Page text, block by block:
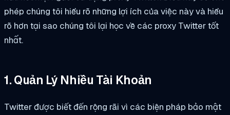
phép chúng tôi hiểu rõ những lợi ích của việc này và hiểu
rõ hơn tại sao chúng tôi lại học về các proxy Twitter tốt
nhất.
1. Quản Lý Nhiều Tài Khoản
Twitter được biết đến rộng rãi vì các biện pháp bảo mật